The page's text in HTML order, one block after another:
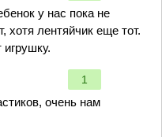
у нас пока не
хотя лентяйчик еще тот.
1
очень нам